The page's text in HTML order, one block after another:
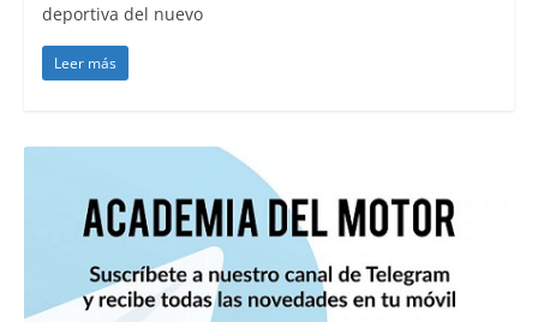
deportiva del nuevo
Leer más